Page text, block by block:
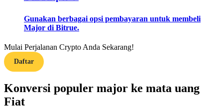
Menghasilkan
Gunakan berbagai opsi pembayaran untuk membeli
Major di Bitrue.
Mulai Perjalanan Crypto Anda Sekarang!
Daftar
Konversi populer major ke mata uang
Fiat